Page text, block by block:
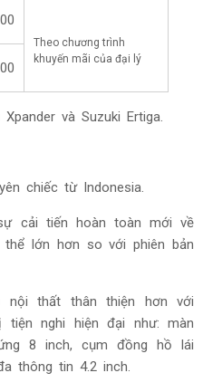
Theo chương trình
khuyến mãi của đại lý
Xpander và Suzuki Ertiga.
chiếc từ Indonesia.
cải tiến hoàn toàn mới về
lớn hơn so với phiên bản
nội thất thân thiện hơn với
tiện nghi hiện đại như: màn
8 inch, cụm đồng hồ lái
thông tin 4.2 inch.